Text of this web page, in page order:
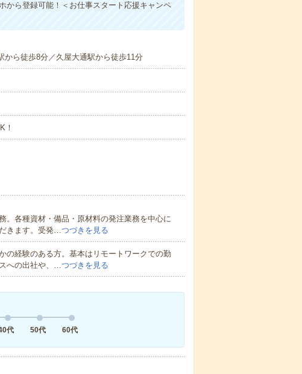
から登録可能！＜お仕事スタート応援キャンペ
から徒歩8分／久屋大通駅から徒歩11分
！
。各種資材・備品・原材料の発注業務を中心に
きます。受発…つづきを見る
の経験のある方。基本はリモートワークでの勤
への出社や、…つづきを見る
代 50代 60代